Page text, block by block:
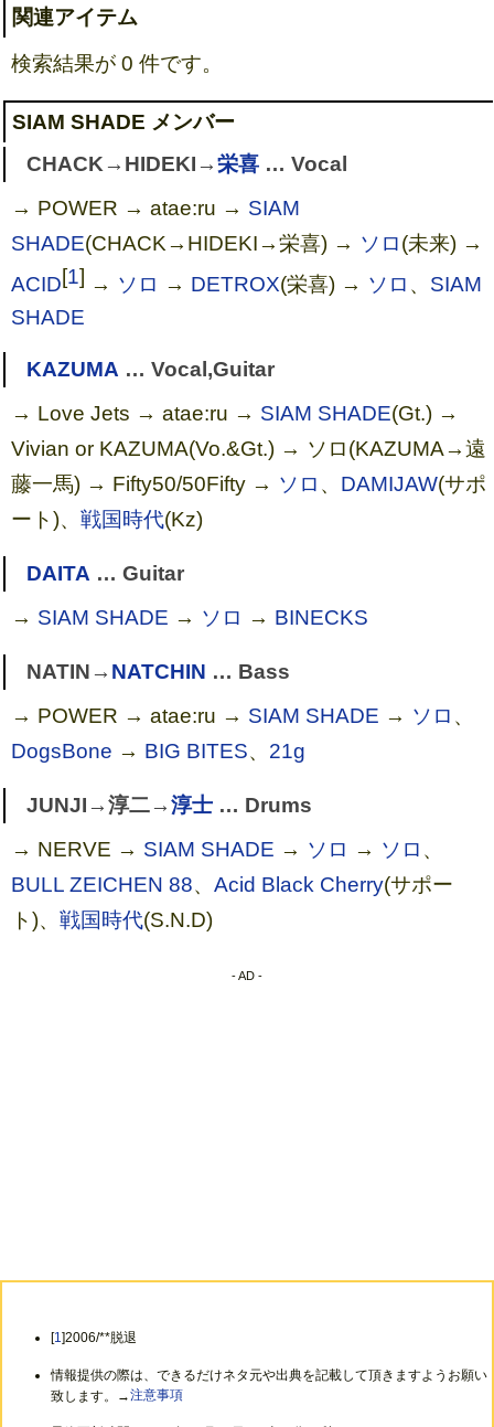
関連アイテム
検索結果が 0 件です。
SIAM SHADE メンバー
CHACK→HIDEKI→栄喜… Vocal
→ POWER → atae:ru → SIAM
SHADE(CHACK→HIDEKI→栄喜) → ソロ(未来) →
ACID[1] → ソロ → DETROX(栄喜) → ソロ 、 SIAM
SHADE
KAZUMA … Vocal,Guitar
→ Love Jets → atae:ru → SIAM SHADE(Gt.) →
Vivian or KAZUMA(Vo.&Gt.) → ソロ(KAZUMA→遠
藤一馬) → Fifty50/50Fifty → ソロ 、 DAMIJAW(サポ
ート)、戦国時代(Kz)
DAITA … Guitar
→ SIAM SHADE → ソロ → BINECKS
NATIN→ NATCHIN … Bass
→ POWER → atae:ru → SIAM SHADE → ソロ 、
DogsBone → BIG BITES、 21g
JUNJI→淳二→淳士… Drums
→ NERVE → SIAM SHADE → ソロ → ソロ 、
BULL ZEICHEN 88、Acid Black Cherry(サポー
ト)、戦国時代(S.N.D)
- AD -
[1]2006/**脱退
情報提供の際は、できるだけネタ元や出典を記載して頂きますようお願い
致します。→注意事項